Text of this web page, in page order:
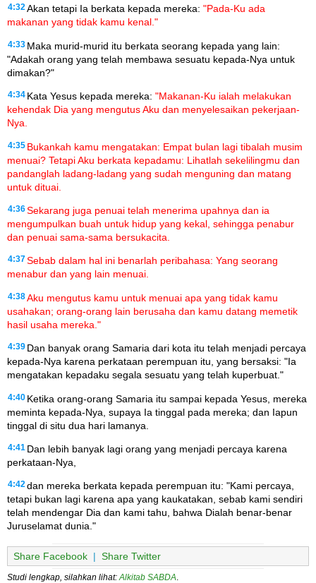
4:32 Akan tetapi Ia berkata kepada mereka: "Pada-Ku ada
makanan yang tidak kamu kenal."
4:33 Maka murid-murid itu berkata seorang kepada yang lain:
"Adakah orang yang telah membawa sesuatu kepada-Nya untuk
dimakan?"
4:34 Kata Yesus kepada mereka: "Makanan-Ku ialah melakukan
kehendak Dia yang mengutus Aku dan menyelesaikan pekerjaan-
Nya.
4:35 Bukankah kamu mengatakan: Empat bulan lagi tibalah musim
menuai? Tetapi Aku berkata kepadamu: Lihatlah sekelilingmu dan
pandanglah ladang-ladang yang sudah menguning dan matang
untuk dituai.
4:36Sekarang juga penuai telah menerima upahnya dan ia
mengumpulkan buah untuk hidup yang kekal, sehingga penabur
dan penuai sama-sama bersukacita.
4:37 Sebab dalam hal ini benarlah peribahasa: Yang seorang
menabur dan yang lain menuai.
4:38Aku mengutus kamu untuk menuai apa yang tidak kamu
usahakan; orang-orang lain berusaha dan kamu datang memetik
hasil usaha mereka."
4:39 Dan banyak orang Samaria dari kota itu telah menjadi percaya
kepada-Nya karena perkataan perempuan itu, yang bersaksi: "Ia
mengatakan kepadaku segala sesuatu yang telah kuperbuat."
4:40 Ketika orang-orang Samaria itu sampai kepada Yesus, mereka
meminta kepada-Nya, supaya Ia tinggal pada mereka; dan Iapun
tinggal di situ dua hari lamanya.
4:41 Dan lebih banyak lagi orang yang menjadi percaya karena
perkataan-Nya,
4:42 dan mereka berkata kepada perempuan itu: "Kami percaya,
tetapi bukan lagi karena apa yang kaukatakan, sebab kami sendiri
telah mendengar Dia dan kami tahu, bahwa Dialah benar-benar
Juruselamat dunia."
Share Facebook | Share Twitter
Studi lengkap, silahkan lihat: Alkitab SABDA